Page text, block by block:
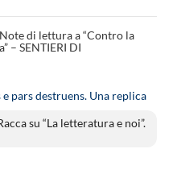
Note di lettura a “Contro la
– SENTIERI DI
pars destruens. Una replica
su “La letteratura e noi”.